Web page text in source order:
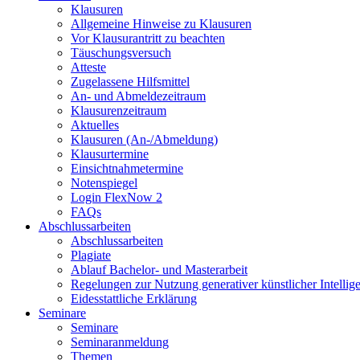
Klausuren
Allgemeine Hinweise zu Klausuren
Vor Klausurantritt zu beachten
Täuschungsversuch
Atteste
Zugelassene Hilfsmittel
An- und Abmeldezeitraum
Klausurenzeitraum
Aktuelles
Klausuren (An-/Abmeldung)
Klausurtermine
Einsichtnahmetermine
Notenspiegel
Login FlexNow 2
FAQs
Abschlussarbeiten
Abschlussarbeiten
Plagiate
Ablauf Bachelor- und Masterarbeit
Regelungen zur Nutzung generativer künstlicher
Eidesstattliche Erklärung
Seminare
Seminare
Seminaranmeldung
Themen